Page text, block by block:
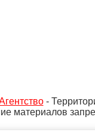
-
материалов